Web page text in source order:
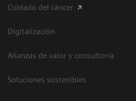
Cuidado del cáncer
Digitalización
Alianzas de valor y consultoría
Soluciones sostenibles